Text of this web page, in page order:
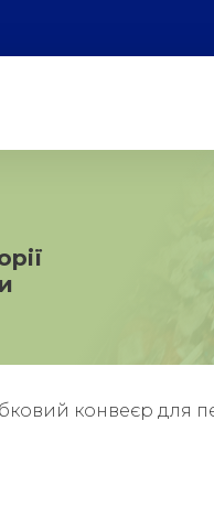
конвеєр для